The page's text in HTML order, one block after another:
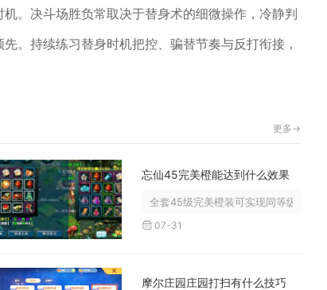
。决斗场胜负常取决于替身术的细微操作，冷静判
。持续练习替身时机把控、骗替节奏与反打衔接，
更多->
合强度最高的三名武将，...
忘仙45完美橙能达到什么效果
全套45级完美橙装可实现同等级段战
07-31
摩尔庄园庄园打扫有什么技巧